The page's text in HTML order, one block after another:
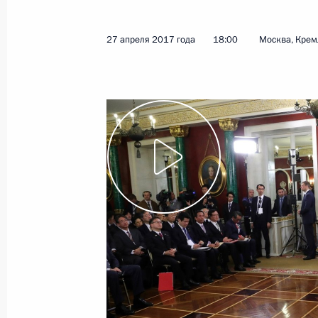
27 апреля 2017 года 18:00 Москва,